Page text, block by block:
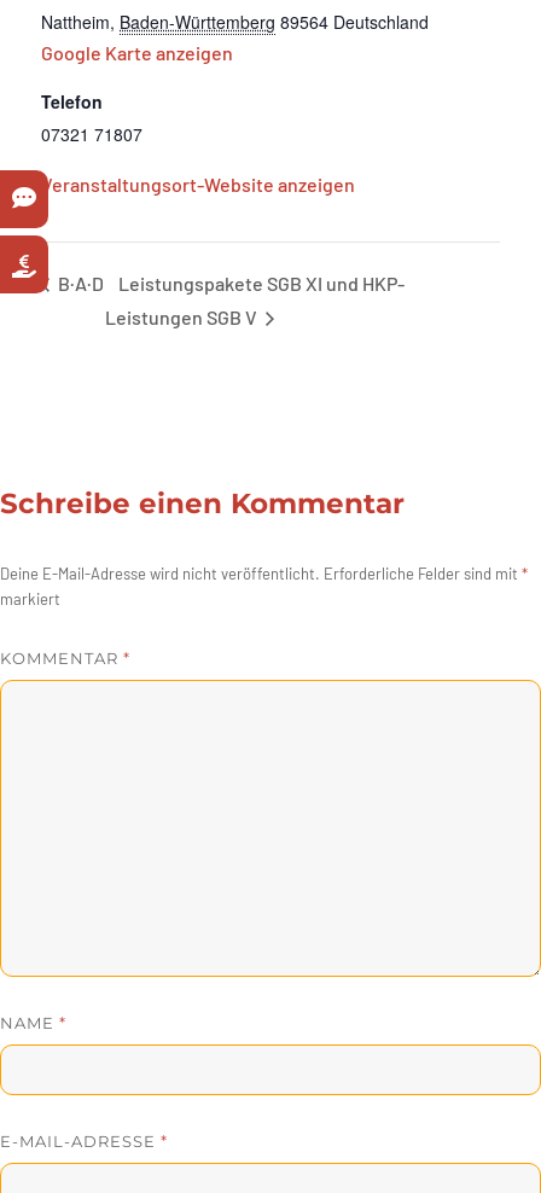
Nattheim, Baden-Württemberg 89564 Deutschland
Google Karte anzeigen
Telefon
07321 71807
Veranstaltungsort-Website anzeigen
B·A·D
Leistungspakete SGB XI und HKP-
Leistungen SGB V
Schreibe einen Kommentar
Deine E-Mail-Adresse wird nicht veröffentlicht. Erforderliche Felder sind mit *
markiert
KOMMENTAR *
NAME *
E-MAIL-ADRESSE *